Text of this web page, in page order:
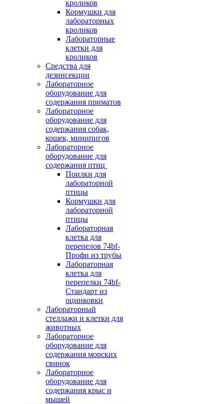
кроликов
Кормушки для
лабораторных
кроликов
Лабораторные
клетки для
кроликов
Средства для
дезинсекции
Лабораторное
оборудование для
содержания приматов
Лабораторное
оборудование для
содержания собак,
кошек, минипигов
Лабораторное
оборудование для
содержания птиц
Поилки для
лабораторной
птицы
Кормушки для
лабораторной
птицы
Лабораторная
клетка для
перепелов 74bf-
Профи из трубы
Лабораторная
клетка для
перепелки 74bf-
Стандарт из
оцинковки
Лабораторный
стеллажи и клетки для
животных
Лабораторное
оборудование для
содержания морских
свинок
Лабораторное
оборудование для
содержания крыс и
мышей